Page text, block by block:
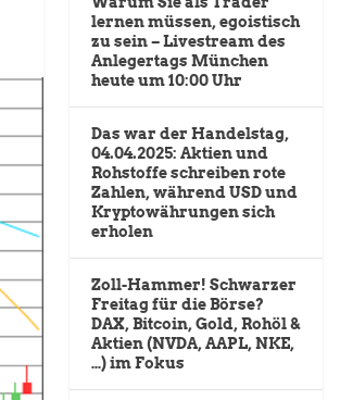
lernen müssen, egoistisch
zu sein – Livestream des
Anlegertags München
heute um 10:00 Uhr
Das war der Handelstag,
04.04.2025: Aktien und
Rohstoffe schreiben rote
Zahlen, während USD und
Kryptowährungen sich
erholen
Zoll-Hammer! Schwarzer
Freitag für die Börse?
DAX, Bitcoin, Gold, Rohöl &
Aktien (NVDA, AAPL, NKE,
…) im Fokus